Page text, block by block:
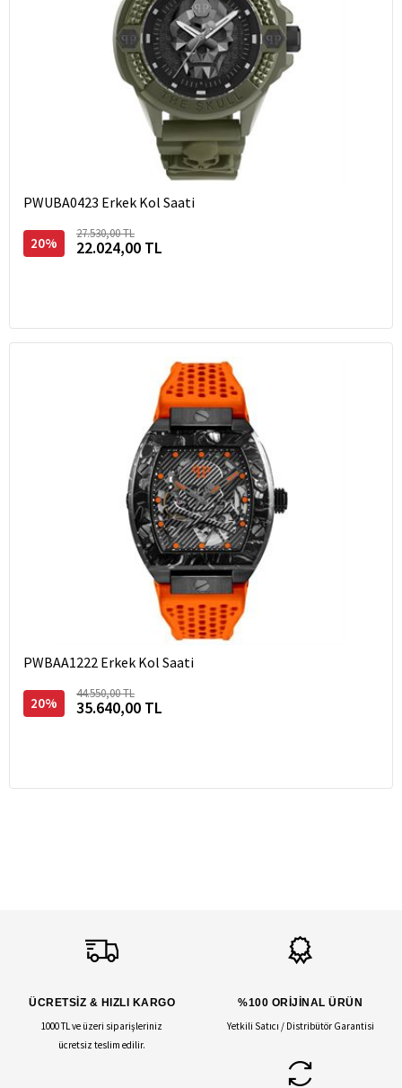
PWUBA0423 Erkek Kol Saati
20%
27.530,00 TL
22.024,00 TL
PWBAA1222 Erkek Kol Saati
20%
44.550,00 TL
35.640,00 TL
ÜCRETSİZ & HIZLI KARGO
1000 TL ve üzeri siparişleriniz
ücretsiz teslim edilir.
%100 ORİJİNAL ÜRÜN
Yetkili Satıcı / Distribütör Garantisi